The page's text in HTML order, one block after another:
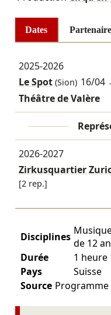
Dates
2025-2026
Le Spot(Sion) 16/04
Théâtre de Valère
2026-2027
Zirkusquartier
[2 rep.]
Disciplines de 12
Durée
1 heure
Pays
Suisse
Source Programme